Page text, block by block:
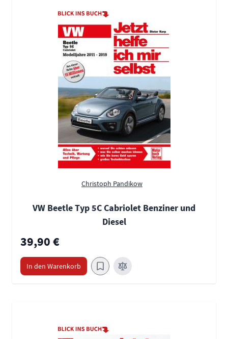
Christoph Pandikow
VW Beetle Typ 5C Cabriolet Benziner und
Diesel
39,90 €
In den Warenkorb